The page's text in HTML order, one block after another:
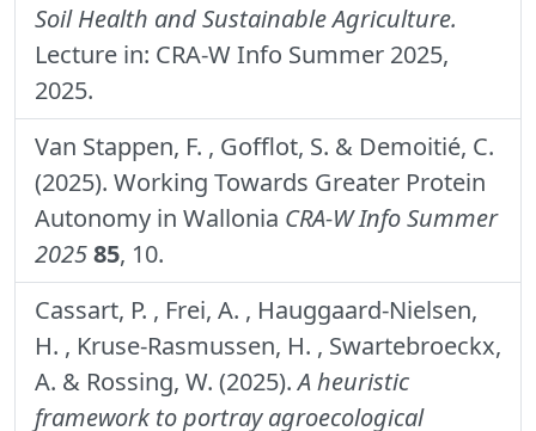
Soil Health and Sustainable Agriculture.
Lecture in: CRA-W Info Summer 2025,
2025.
Van Stappen, F. , Gofflot, S. & Demoitié, C.
(2025). Working Towards Greater Protein
Autonomy in Wallonia CRA-W Info Summer
202585, 10.
Cassart, P. , Frei, A. , Hauggaard-Nielsen,
H. , Kruse-Rasmussen, H. , Swartebroeckx,
A. & Rossing, W. (2025).A heuristic
framework to portray agroecological